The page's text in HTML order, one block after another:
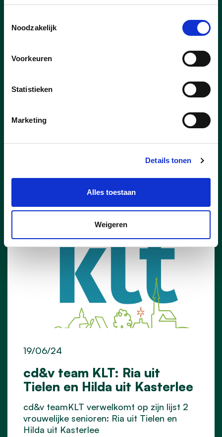
Noodzakelijk
Voorkeuren
Statistieken
Marketing
Details tonen
Alles toestaan
Weigeren
Leerlingenbegeleiding. “Werken op het
ik gezondheid voor iedereen, heel
belangrijk vind. Binnen mijn job zetten we
kan ik goed combineren met het
lees meer
cd&v team KLT: Ria uit
Tielen en Hilda uit Kasterlee
19/06/24
cd&v teamKLT verwelkomt op zijn lijst 2
vrouwelijke senioren: Ria uit Tielen en
Hilda uit Kasterlee